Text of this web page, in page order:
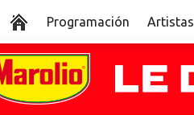
Programación Artistas